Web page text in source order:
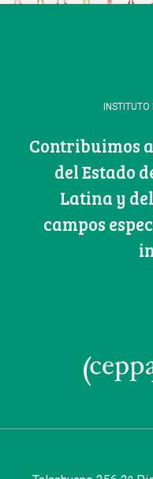
INSTITUTO
Contribuimos
del Estado
Latina y
campos